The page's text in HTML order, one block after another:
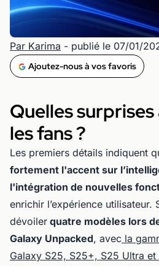
Par Karima - publié le 07/01/
Ajoutez-nous à vos favoris
Quelles
les fans ?
Les premiers détails indiquent
fortement l'accent sur
l'intégration de nouvelles
enrichir l’expérience utilisateur.
dévoiler quatre modèles lors
Galaxy Unpacked, avec la
Galaxy S25, S25+, S25 Ultra